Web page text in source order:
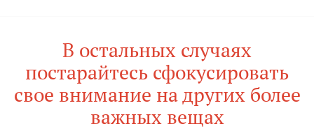
В остальных случаях
постарайтесь сфокусировать
свое внимание на других более
важных вещах